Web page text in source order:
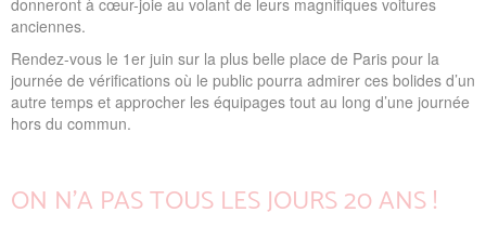
donneront à cœur-joie au volant de leurs magnifiques voitures
anciennes.
Rendez-vous le 1er juin sur la plus belle place de Paris pour la
journée de vérifications où le public pourra admirer ces bolides d’un
autre temps et approcher les équipages tout au long d’une journée
hors du commun.
ON N’A PAS TOUS LES JOURS 20 ANS !